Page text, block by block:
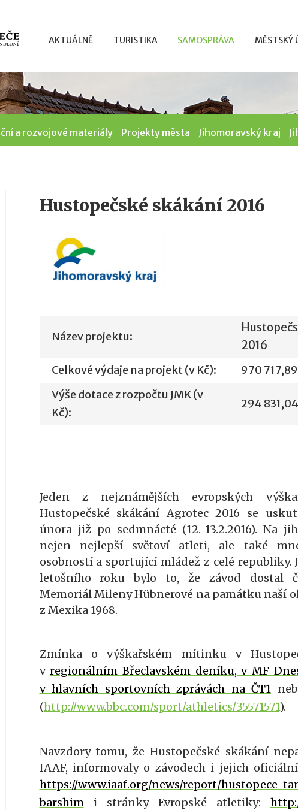
AKTUÁLNĚ TURISTIKA SAMOSPRÁVA MĚSTSKÝ
a rozvojové materiály Projekty města Jihomoravský kraj
Hustopečské skákání 2016
Název projektu:
2016
Celkové výdaje na projekt (v Kč):
970 717,89
Výše dotace z rozpočtu JMK (v
Kč):
294 831,04
Jeden z nejznámějších evropských
Hustopečské skákání Agrotec 2016 se
února již po sedmnácté (12.-13.2.2016). Na
nejen nejlepší světoví atleti, ale také
osobností a sportující mládež z celé republiky.
letošního roku bylo to, že závod dostal
Memoriál Mileny Hübnerové na památku naší
z Mexika 1968.
Zmínka o výškařském mítinku v
vregionálním Břeclavském deníku, v MF
v hlavních sportovních zprávách na ČT1
(http://www.bbc.com/sport/athletics/35571571).
Navzdory tomu, že Hustopečské skákání
IAAF, informovaly o závodech i jejich
https://www.iaaf.org/news/report/hustopece-
barshimi stránky Evropské atletiky: